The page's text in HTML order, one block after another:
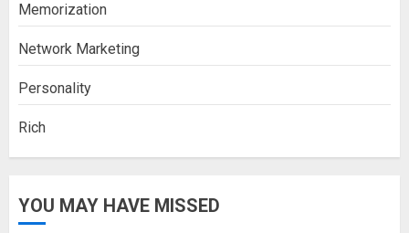
Memorization
Network Marketing
Personality
Rich
YOU MAY HAVE MISSED